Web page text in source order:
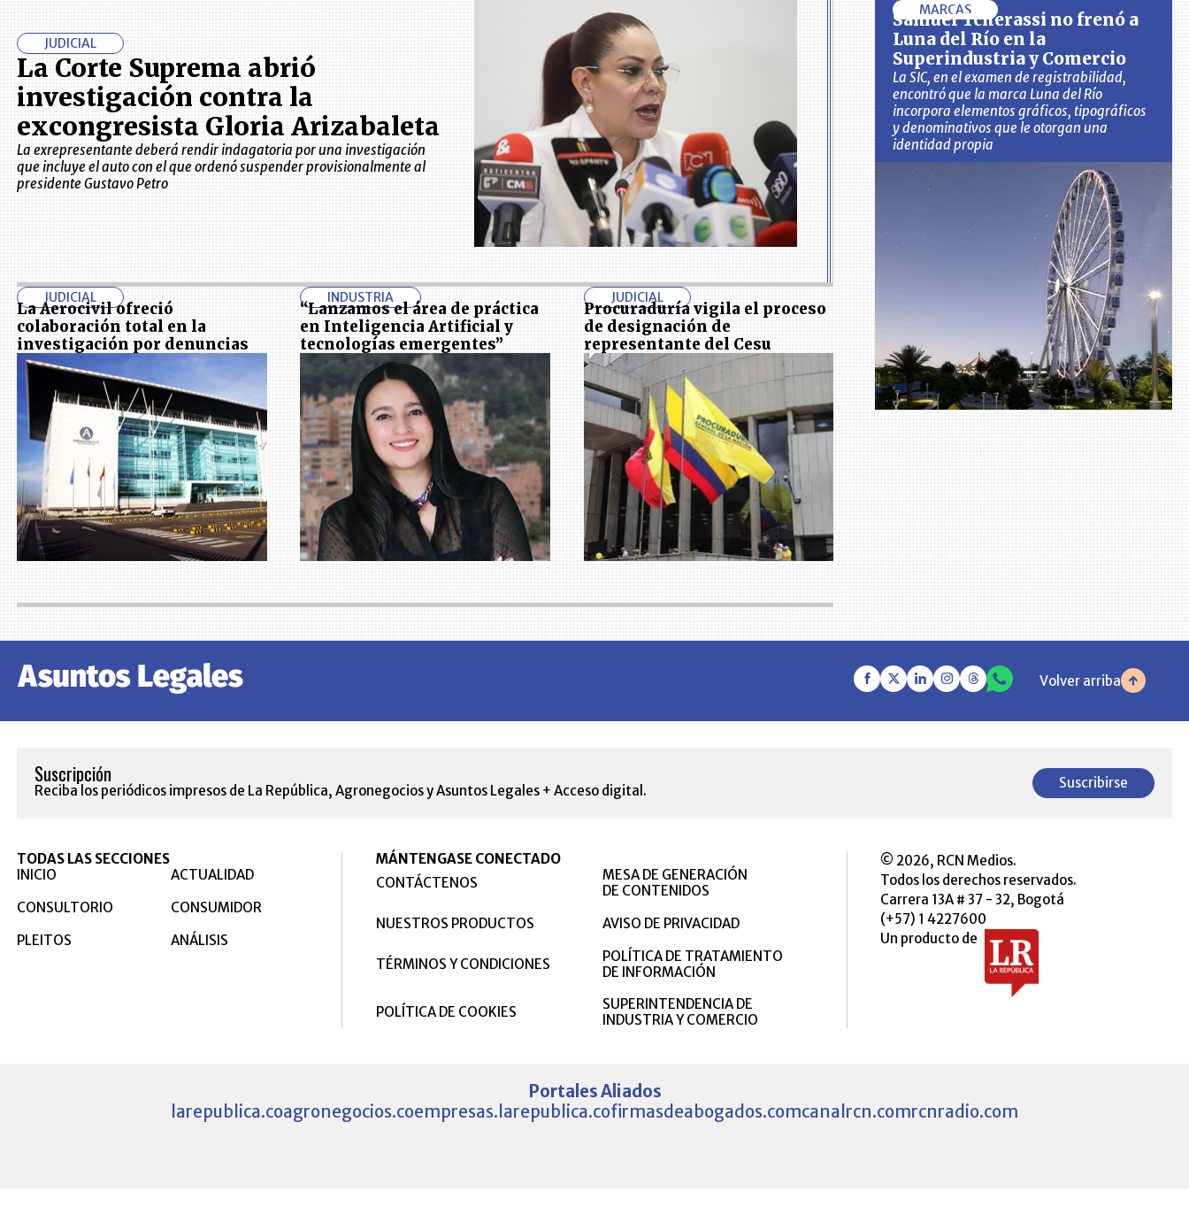
JUDICIAL
La Corte Suprema abrió
investigación contra la
excongresista Gloria Arizabaleta
La exrepresentante deberá rendir indagatoria por una investigación
que incluye el auto con el que ordenó suspender provisionalmente al
presidente Gustavo Petro
JUDICIAL
La Aerocivil ofreció
colaboración total en la
investigación por denuncias
INDUSTRIA
“Lanzamos el área de práctica
en Inteligencia Artificial y
tecnologías emergentes”
JUDICIAL
Procuraduría vigila el proceso
de designación de
representante del Cesu
MARCAS
Samuel Tcherassi no frenó a
Luna del Río en la
Superindustria y Comercio
La SIC, en el examen de registrabilidad,
encontró que la marca Luna del Río
incorpora elementos gráficos, tipográficos
y denominativos que le otorgan una
identidad propia
Volver arriba
Suscripción
Reciba los periódicos impresos de La República, Agronegocios y Asuntos Legales + Acceso digital. Suscribirse
TODAS LAS SECCIONES
INICIO
ACTUALIDAD
CONSULTORIO
CONSUMIDOR
PLEITOS
ANÁLISIS
MÁNTENGASE CONECTADO
CONTÁCTENOS
MESA DE GENERACIÓN
DE CONTENIDOS
NUESTROS PRODUCTOS
AVISO DE PRIVACIDAD
TÉRMINOS Y CONDICIONES
POLÍTICA DE TRATAMIENTO
DE INFORMACIÓN
POLÍTICA DE COOKIES
SUPERINTENDENCIA DE
INDUSTRIA Y COMERCIO
© 2026, RCN Medios.
Todos los derechos reservados.
Carrera 13A # 37 - 32, Bogotá
(+57) 1 4227600
Un producto de
Portales Aliados
larepublica.coagronegocios.coempresas.larepublica.cofirmasdeabogados.comcanalrcn.comrcnradio.com